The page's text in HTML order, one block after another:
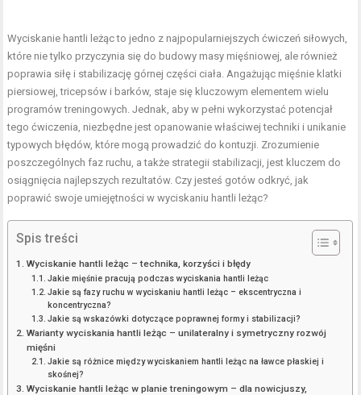
Wyciskanie hantli leżąc to jedno z najpopularniejszych ćwiczeń siłowych,
które nie tylko przyczynia się do budowy masy mięśniowej, ale również
poprawia siłę i stabilizację górnej części ciała. Angażując mięśnie klatki
piersiowej, tricepsów i barków, staje się kluczowym elementem wielu
programów treningowych. Jednak, aby w pełni wykorzystać potencjał
tego ćwiczenia, niezbędne jest opanowanie właściwej techniki i unikanie
typowych błędów, które mogą prowadzić do kontuzji. Zrozumienie
poszczególnych faz ruchu, a także strategii stabilizacji, jest kluczem do
osiągnięcia najlepszych rezultatów. Czy jesteś gotów odkryć, jak
poprawić swoje umiejętności w wyciskaniu hantli leżąc?
Spis treści
Wyciskanie hantli leżąc – technika, korzyści i błędy
Jakie mięśnie pracują podczas wyciskania hantli leżąc
Jakie są fazy ruchu w wyciskaniu hantli leżąc – ekscentryczna i
koncentryczna?
Jakie są wskazówki dotyczące poprawnej formy i stabilizacji?
Warianty wyciskania hantli leżąc – unilateralny i symetryczny rozwój
mięśni
Jakie są różnice między wyciskaniem hantli leżąc na ławce płaskiej i
skośnej?
Wyciskanie hantli leżąc w planie treningowym – dla nowicjuszy,